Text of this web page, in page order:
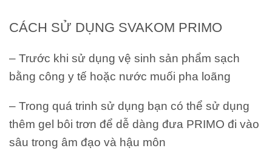
CÁCH SỬ DỤNG SVAKOM PRIMO
– Trước khi sử dụng vệ sinh sản phẩm sạch
bằng công y tế hoặc nước muối pha loãng
– Trong quá trinh sử dụng bạn có thể sử dụng
thêm gel bôi trơn để dễ dàng đưa PRIMO đi vào
sâu trong âm đạo và hậu môn